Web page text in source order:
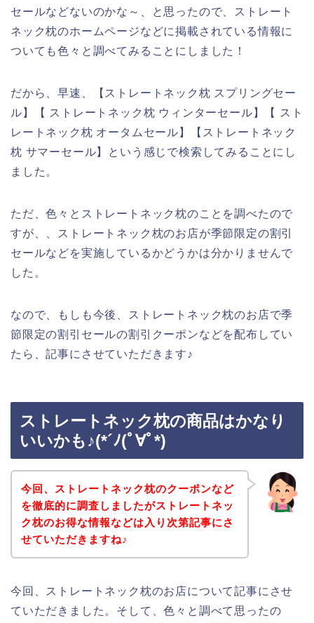
セールなどないのかな～、と思ったので、ストレート
ネック枕のホームページなどに掲載されている情報に
ついても色々と調べてみることにしました！
だから、早速、【ストレートネック枕 スプリングセー
ル】【 ストレートネック枕 ウィンターセール】【 スト
レートネック枕 オータムセール】【ストレートネック
枕 サマーセール】という感じで検索してみることにし
ました。
ただ、色々とストレートネック枕のことを調べたので
すが、、ストレートネック枕のお店が季節限定の割引
セールなどを実施しているかどうかは分かりませんで
した。
なので、もしも今後、ストレートネック枕のお店で季
節限定の割引セールの割引クーポンなどを配布してい
たら、記事にさせていただきます♪
ストレートネック枕の商品はかなり
いいかも♪(*´ﾉ(ﾟ∀ﾟ*)
今回、ストレートネック枕のクーポンなど
を徹底的に調査しましたがストレートネッ
ク枕のお得な情報などは入り次第記事にさ
せていただきますね♪
今回、ストレートネック枕のお店について記事にさせ
ていただきました。そして、色々と調べて思ったの